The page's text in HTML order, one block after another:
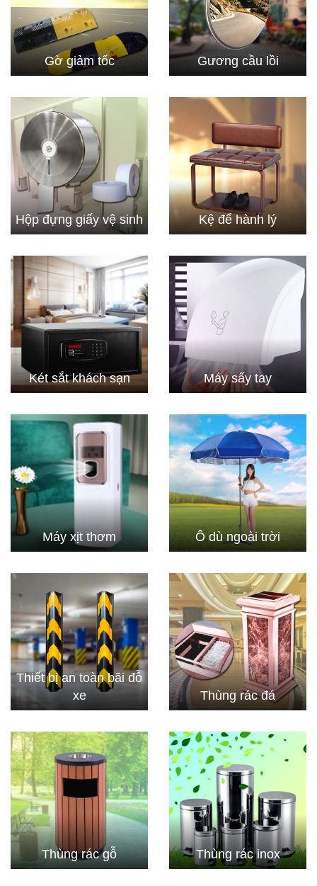
Gờ giảm tốc Gương cầu lồi
Hộp đựng giấy vệ sinh Kệ để hành lý
Két sắt khách sạn Máy sấy tay
Máy xịt thơm Ô dù ngoài trời
Thiết bị an toàn bãi đỗ
xe
Thùng rác đá
Thùng rác gỗ Thùng rác inox